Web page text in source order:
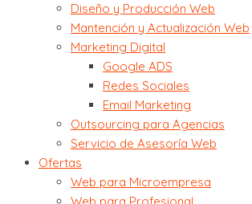
Diseño y Producción Web
Mantención y Actualización Web
Marketing Digital
Google ADS
Redes Sociales
Email Marketing
Outsourcing para Agencias
Servicio de Asesoría Web
Ofertas
Web para Microempresa